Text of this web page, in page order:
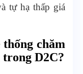
tự hạ thấp giá
thống chăm
trong D2C?